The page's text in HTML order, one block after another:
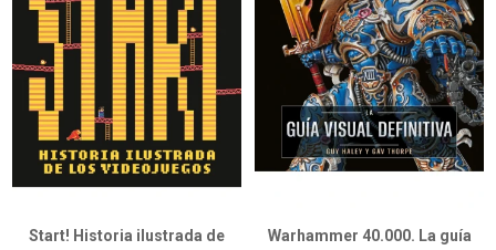
Start! Historia ilustrada de
Warhammer 40.000. La guía